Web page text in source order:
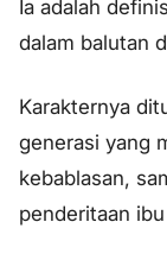
Ia adalah
dalam balutan
Karakternya
generasi yang
kebablasan,
penderitaan